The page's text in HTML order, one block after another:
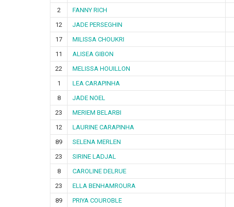
2
FANNY RICH
12
JADE PERSEGHIN
17
MILISSA CHOUKRI
11
ALISEA GIBON
22
MELISSA HOUILLON
1
LEA CARAPINHA
8
JADE NOEL
23
MERIEM BELARBI
12
LAURINE CARAPINHA
89
SELENA MERLEN
23
SIRINE LADJAL
8
CAROLINE DELRUE
23
ELLA BENHAMROURA
89
PRIYA COUROBLE